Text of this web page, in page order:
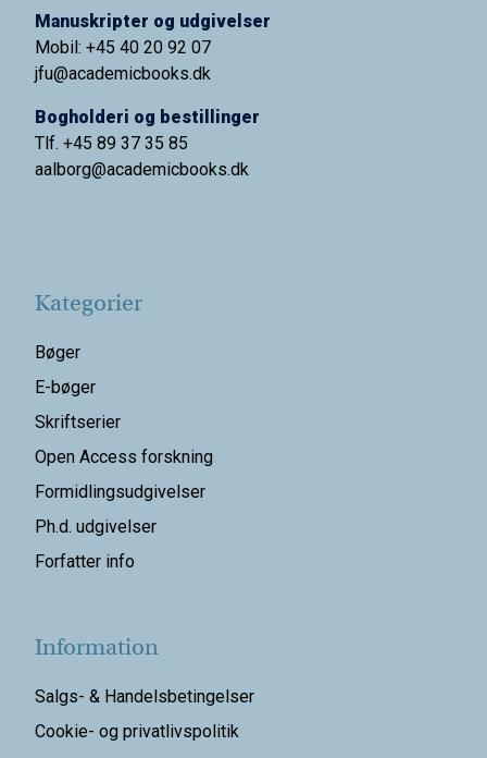
Manuskripter og udgivelser
Mobil: +45 40 20 92 07
jfu@academicbooks.dk
Bogholderi og bestillinger
Tlf. +45 89 37 35 85
aalborg@academicbooks.dk
Kategorier
Bøger
E-bøger
Skriftserier
Open Access forskning
Formidlingsudgivelser
Ph.d. udgivelser
Forfatter info
Information
Salgs- & Handelsbetingelser
Cookie- og privatlivspolitik